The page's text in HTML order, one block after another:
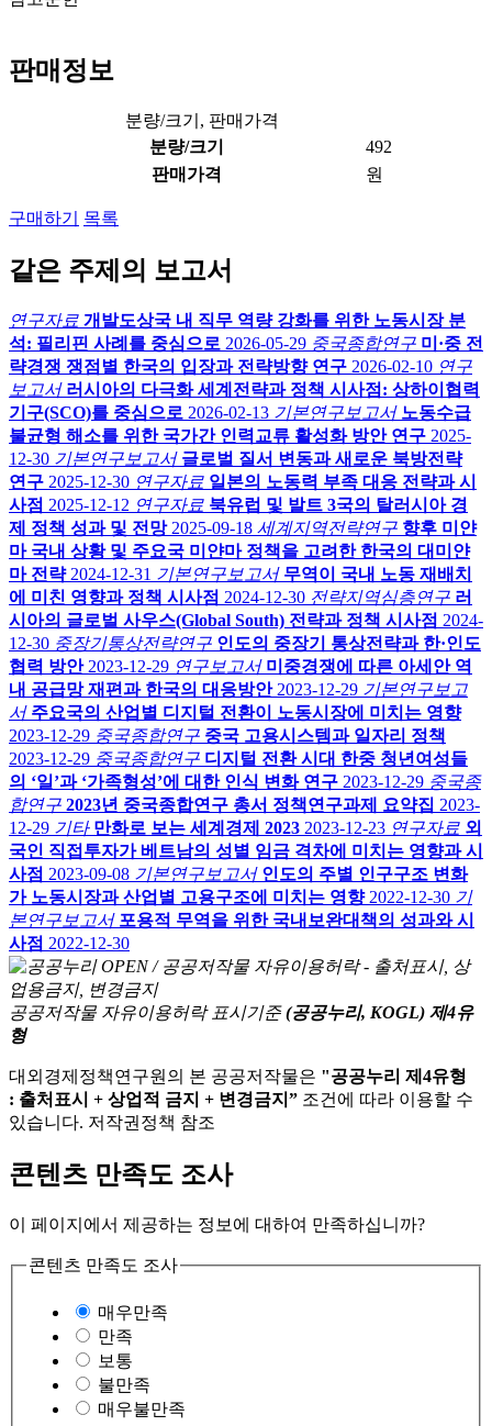
판매정보
분량/크기, 판매가격
분량/크기
492
판매가격
원
구매하기 목록
같은 주제의 보고서
연구자료 개발도상국 내 직무 역량 강화를 위한 노동시장 분
석: 필리핀 사례를 중심으로 2026-05-29 중국종합연구 미·중 전
략경쟁 쟁점별 한국의 입장과 전략방향 연구 2026-02-10 연구
보고서 러시아의 다극화 세계전략과 정책 시사점: 상하이협력
기구(SCO)를 중심으로 2026-02-13 기본연구보고서 노동수급
불균형 해소를 위한 국가간 인력교류 활성화 방안 연구 2025-
12-30 기본연구보고서 글로벌 질서 변동과 새로운 북방전략
연구 2025-12-30 연구자료 일본의 노동력 부족 대응 전략과 시
사점 2025-12-12 연구자료 북유럽 및 발트 3국의 탈러시아 경
제 정책 성과 및 전망 2025-09-18 세계지역전략연구 향후 미얀
마 국내 상황 및 주요국 미얀마 정책을 고려한 한국의 대미얀
마 전략 2024-12-31 기본연구보고서 무역이 국내 노동 재배치
에 미친 영향과 정책 시사점 2024-12-30 전략지역심층연구 러
시아의 글로벌 사우스(Global South) 전략과 정책 시사점 2024-
12-30 중장기통상전략연구 인도의 중장기 통상전략과 한·인도
협력 방안 2023-12-29 연구보고서 미중경쟁에 따른 아세안 역
내 공급망 재편과 한국의 대응방안 2023-12-29 기본연구보고
서 주요국의 산업별 디지털 전환이 노동시장에 미치는 영향
2023-12-29 중국종합연구 중국 고용시스템과 일자리 정책
2023-12-29 중국종합연구 디지털 전환 시대 한중 청년여성들
의 ‘일’과 ‘가족형성’에 대한 인식 변화 연구 2023-12-29 중국종
합연구 2023년 중국종합연구 총서 정책연구과제 요약집 2023-
12-29 기타 만화로 보는 세계경제 2023 2023-12-23 연구자료 외
국인 직접투자가 베트남의 성별 임금 격차에 미치는 영향과 시
사점 2023-09-08 기본연구보고서 인도의 주별 인구구조 변화
가 노동시장과 산업별 고용구조에 미치는 영향 2022-12-30 기
본연구보고서 포용적 무역을 위한 국내보완대책의 성과와 시
사점 2022-12-30
공공저작물 자유이용허락 표시기준 (공공누리, KOGL) 제4유
형
대외경제정책연구원의 본 공공저작물은 "공공누리 제4유형
: 출처표시 + 상업적 금지 + 변경금지” 조건에 따라 이용할 수
있습니다. 저작권정책 참조
콘텐츠 만족도 조사
이 페이지에서 제공하는 정보에 대하여 만족하십니까?
콘텐츠 만족도 조사
매우만족
만족
보통
불만족
매우불만족